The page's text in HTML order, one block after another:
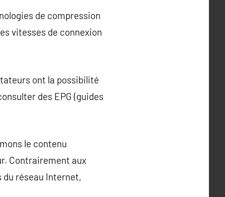
de compression
vitesses de connexion
ont la possibilité
des EPG (guides
le contenu
Contrairement aux
du réseau Internet,